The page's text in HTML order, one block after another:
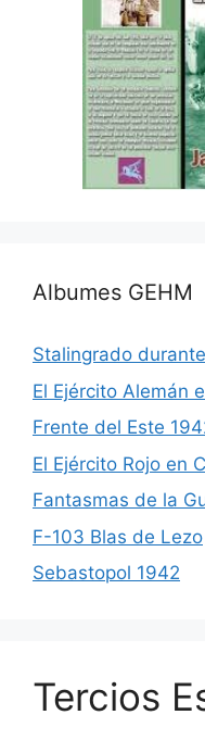
Albumes GEHM
Stalingrado
El Ejército Alemán
Frente del Este
El Ejército Rojo en
Fantasmas de la
F-103 Blas de Lezo
Sebastopol 1942
Tercios